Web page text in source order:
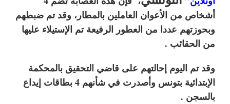
أشخاص من الأعوان العاملين بالمطار، وقد تم ضبطهم
وبحوزتهم عددا من العطور الرفيعة تم الإستيلاء عليها
من الحقائب .
وقد تم اليوم إحالتهم على قاضي التحقيق بالمحكمة
الإبتدائية بتونس وأصدرت في شأنهم 4 بطاقات إيداع
بالسجن .